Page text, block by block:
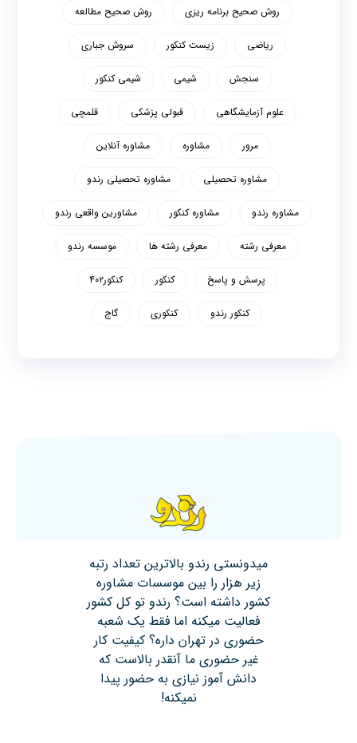
روش صحیح برنامه ریزی روش صحیح مطالعه
ریاضی زیست کنکور سروش جباری
سنجش شیمی شیمی کنکور
علوم آزمایشگاهی قبولی پزشکی قلمچی
مرور مشاوره مشاوره آنلاین
مشاوره تحصیلی مشاوره تحصیلی رندو
مشاوره رندو مشاوره کنکور مشاورین واقعی رندو
معرفی رشته معرفی رشته ها موسسه رندو
پرسش و پاسخ کنکور کنکور۴۰۲
کنکور رندو کنکوری گاج
میدونستی رندو بالاترین تعداد رتبه
زیر هزار را بین موسسات مشاوره
کشور داشته است؟ رندو تو کل کشور
فعالیت میکنه اما فقط یک شعبه
حضوری در تهران داره؟ کیفیت کار
غیر حضوری ما آنقدر بالاست که
دانش آموز نیازی به حضور پیدا
نمیکنه!